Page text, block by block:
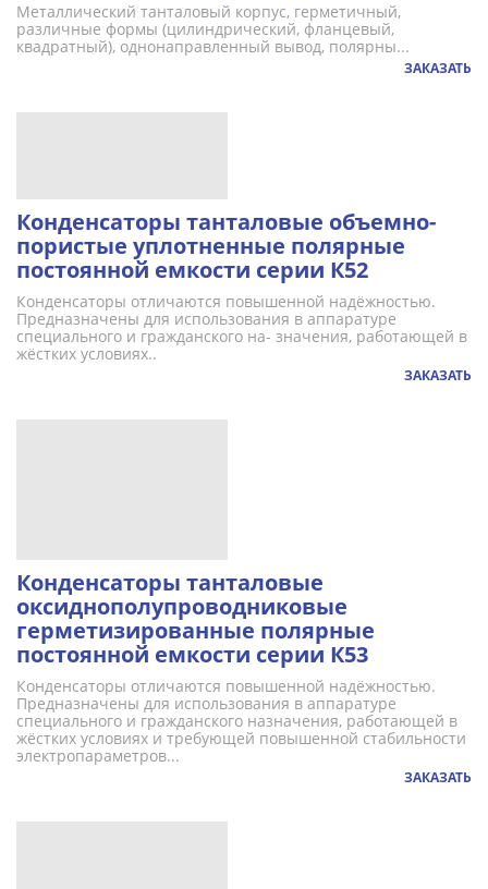
Металлический танталовый корпус, герметичный,
различные формы (цилиндрический, фланцевый,
квадратный), однонаправленный вывод, полярны...
ЗАКАЗАТЬ
Конденсаторы танталовые объемно-
пористые уплотненные полярные
постоянной емкости серии К52
Конденсаторы отличаются повышенной надёжностью.
Предназначены для использования в аппаратуре
специального и гражданского на- значения, работающей в
жёстких условиях..
ЗАКАЗАТЬ
Конденсаторы танталовые
оксиднополупроводниковые
герметизированные полярные
постоянной емкости серии К53
Конденсаторы отличаются повышенной надёжностью.
Предназначены для использования в аппаратуре
специального и гражданского назначения, работающей в
жёстких условиях и требующей повышенной стабильности
электропараметров...
ЗАКАЗАТЬ